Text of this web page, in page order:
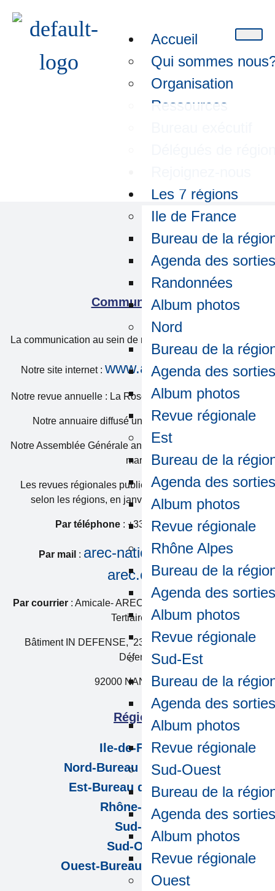
Accueil
Qui sommes
Organisation
Ressources
Les 7 régions
Ile de France
Bureau de la
Agenda des
Randonnées
Album photos
Nord
Bureau de la
Agenda des
Album photos
Revue régionale
Est
Bureau de la
Agenda des
Album photos
Revue régionale
Rhône Alpes
Bureau de la
Agenda des
Album photos
Revue régionale
Sud-Est
Bureau de la
Agenda des
Album photos
Revue régionale
Sud-Ouest
Bureau de la
Agenda des
Album photos
Revue régionale
Ouest
Communication
La communication au sein de notre association se fait par :
Notre site internet : www.amicale-arec.com
Notre revue annuelle : La Rose des Vents parution en juin.
Notre annuaire diffusé une fois par an en janvier.
Notre Assemblée Générale annuelle le deuxième mardi de
mars.
Les revues régionales publiées une à deux fois par an
selon les régions, en janvier, ou en janvier et juin.
Par téléphone: +33 (0) 1 55 94 13 02
Par mail : arec-national@amicale-
arec.com
Par courrier: Amicale- AREC c/o VINCI Energies France
Tertiaire IDF
Bâtiment IN DEFENSE, 2313-2323 boulevard de la
Défense
92000 NANTERRE
Régions
Ile-de-France
Nord-Bureau de la région
Est-Bureau de la région
Rhône-Alpes
Sud-Est
Sud-Ouest
Ouest-Bureau de la région